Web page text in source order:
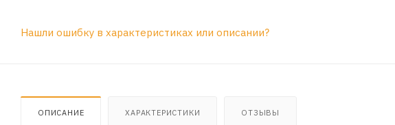
Нашли ошибку в характеристиках или описании?
ОПИСАНИЕ ХАРАКТЕРИСТИКИ ОТЗЫВЫ